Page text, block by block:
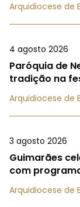
Arquidiocese de
4 agosto 2026
Paróquia de
tradição na
Arquidiocese de
3 agosto 2026
Guimarães
com
Arquidiocese de